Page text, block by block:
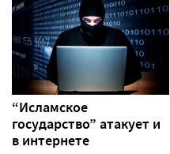
“Исламское
государство” атакует и
в интернете